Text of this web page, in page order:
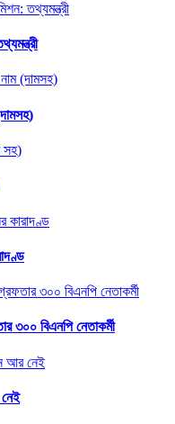
৩০০ বিএনপি নেতাকর্মী